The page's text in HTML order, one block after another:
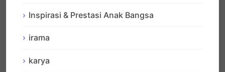
Inspirasi & Prestasi Anak Bangsa
irama
karya